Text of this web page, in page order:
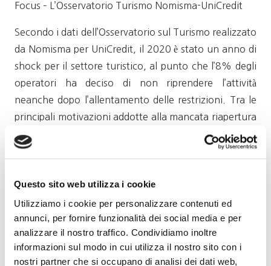
Questo sito web utilizza i cookie
Utilizziamo i cookie per personalizzare contenuti ed
annunci, per fornire funzionalità dei social media e per
analizzare il nostro traffico. Condividiamo inoltre
informazioni sul modo in cui utilizza il nostro sito con i
nostri partner che si occupano di analisi dei dati web,
Focus – L’Osservatorio Turismo Nomisma-UniCredit
Secondo i dati dell’Osservatorio sul Turismo realizzato
da Nomisma per UniCredit, il 2020 è stato un anno di
shock per il settore turistico, al punto che l’8% degli
operatori ha deciso di non riprendere l’attività
neanche dopo l’allentamento delle restrizioni. Tra le
principali motivazioni addotte alla mancata riapertura
una domanda troppo bassa (56%), costi fissi e di
gestione elevati (11%), incrementati dalle
contenimento della pandemia (11%). Il 7% di chi non
ha ripreso l’attività durante il 2020 lo ha fatto
principalmente per mancanza di liquidità.
Verso quali servizi si indirizzerà l’offerta rivolta ai
clienti? Considerando il tema delle tecnologie tra gli